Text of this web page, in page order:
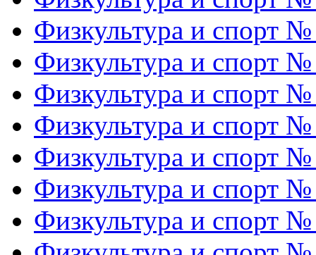
Физкультура и спорт
Физкультура и спорт
Физкультура и спорт
Физкультура и спорт
Физкультура и спорт
Физкультура и спорт
Физкультура и спорт